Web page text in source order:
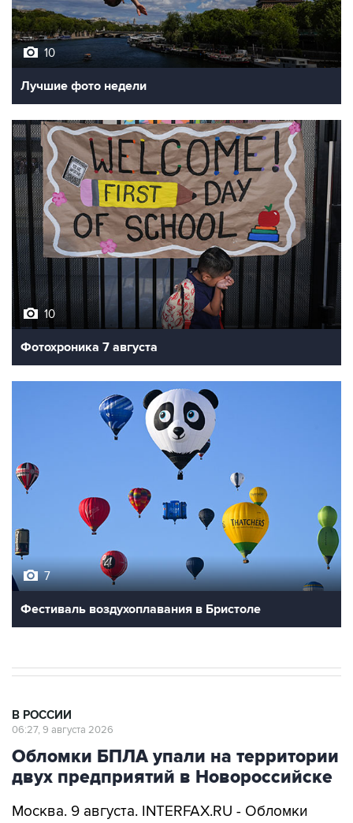
10
Лучшие фото недели
10
Фотохроника 7 августа
7
Фестиваль воздухоплавания в Бристоле
В РОССИИ
06:27, 9 августа 2026
Обломки БПЛА упали на территории
двух предприятий в Новороссийске
Москва. 9 августа. INTERFAX.RU - Обломки